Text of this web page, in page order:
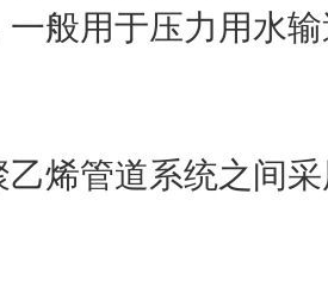
一般用于压力用水
烯管道系统之间